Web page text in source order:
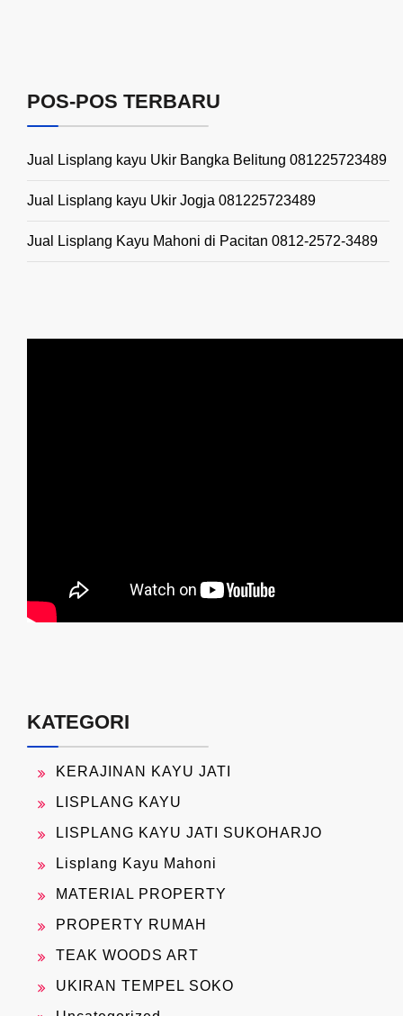
POS-POS TERBARU
Jual Lisplang kayu Ukir Bangka Belitung 081225723489
Jual Lisplang kayu Ukir Jogja 081225723489
Jual Lisplang Kayu Mahoni di Pacitan 0812-2572-3489
KATEGORI
KERAJINAN KAYU JATI
LISPLANG KAYU
LISPLANG KAYU JATI SUKOHARJO
Lisplang Kayu Mahoni
MATERIAL PROPERTY
PROPERTY RUMAH
TEAK WOODS ART
UKIRAN TEMPEL SOKO